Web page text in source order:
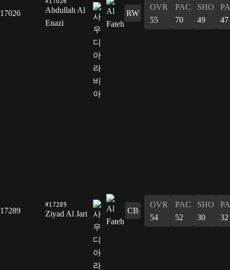
17026
Abdullah Al
Enazi
RW
OVR
55
PAC
70
SHO
49
47
17289
#17289
Ziyad Al Jari
CB
OVR
54
PAC
52
SHO
30
32